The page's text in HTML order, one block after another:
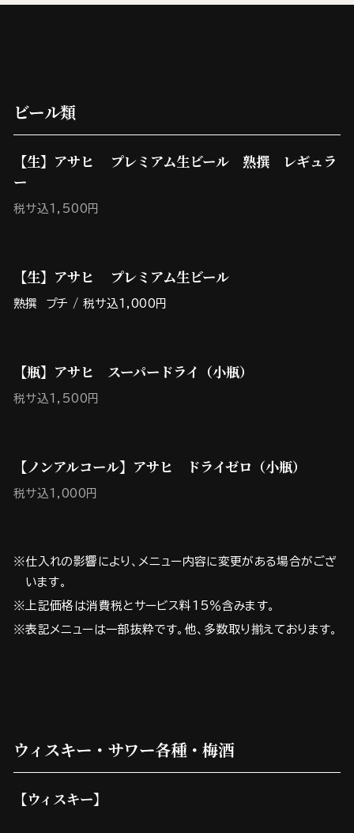
ビール類
【生】アサヒ プレミアム生ビール 熟撰 レギュラ
ー
税サ込1,500円
【生】アサヒ プレミアム生ビール
熟撰 プチ / 税サ込1,000円
【瓶】アサヒ スーパードライ（小瓶）
税サ込1,500円
【ノンアルコール】アサヒ ドライゼロ（小瓶）
税サ込1,000円
※仕入れの影響により、メニュー内容に変更がある場合がござ
います。
※上記価格は消費税とサービス料15％含みます。
※表記メニューは一部抜粋です。他、多数取り揃えております。
ウィスキー・サワー各種・梅酒
【ウィスキー】